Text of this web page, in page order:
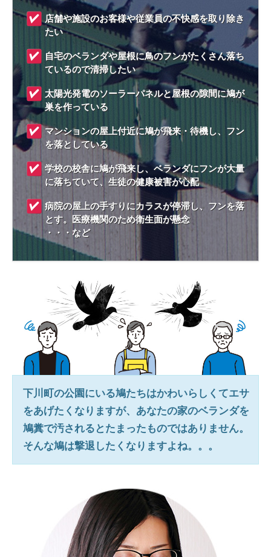
店舗や施設のお客様や従業員の不快感を取り除き
たい
自宅のベランダや屋根に鳥のフンがたくさん落ち
ているので清掃したい
太陽光発電のソーラーパネルと屋根の隙間に鳩が
巣を作っている
マンションの屋上付近に鳩が飛来・待機し、フン
を落としている
学校の校舎に鳩が飛来し、ベランダにフンが大量
に落ちていて、生徒の健康被害が心配
病院の屋上の手すりにカラスが停滞し、フンを落
とす。医療機関のため衛生面が懸念
・・・など
下川町の公園にいる鳩たちはかわいらしくてエサ
をあげたくなりますが、あなたの家のベランダを
鳩糞で汚されるとたまったものではありません。
そんな鳩は撃退したくなりますよね。。。